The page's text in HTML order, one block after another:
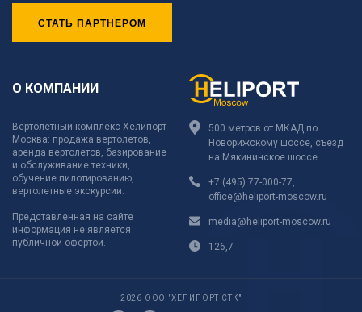
СТАТЬ ПАРТНЕРОМ
О КОМПАНИИ
Вертолетный комплекс Хелипорт
Москва: продажа вертолетов,
аренда вертолетов, базирование
и обслуживание техники,
обучение пилотированию,
вертолетные экскурсии.
Представленная на сайте
информация не является
публичной офертой.
500 метров от МКАД по
Новорижскому шоссе, съезд
на Мякининское шоссе.
+7 (495) 77-000-77
office@heliport-moscow.ru
media@heliport-moscow.ru
126,7
2026 ООО "ХЕЛИПОРТ СТК"